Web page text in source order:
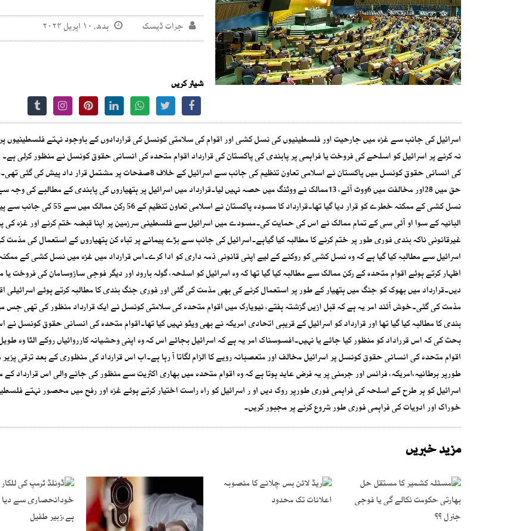
جرات ڈیسک بدھ, ۱۰ اپریل ۲۰۲۴
شیئر کریں
اسرائیل کی جانب سے غزہ میں جارحیت اور فلسطینیوں کی نسل کشی اور اقوام کی سلامتی کونسل کی قراردادوں کے باوجود نہتے فلسطینیوں
نہ کرنے پر اسرائیل کو اسلحے کی فروخت یا فراہمی پر پابندی کی پاکستان کی قرارداد اقوام متحدہ کی انسانی حقوق کونسل نے منظور کرلی
کی انسانی حقوق کونسل میں پاکستان نے اسلامی تعاون تنظیم کی جانب سے اسرائیل کے خلاف 8صفحات پر مشتمل قرار
حق میں 28اور مخالفت میں 6ووٹ آئے، 13ممالک نے ووٹنگ میں حصہ نہیں لیا۔قرارداد میں اسرائیل پر ہتھیاروں کی پابندی کے مطالبے کی
نسل کشی کے ممکنہ خطرے کو قرار دیا گیا تھا۔قرارداد کا مسودہ پاکستان نے
البانیہ کے سوا او آئی سی کے تمام ممالک نے اس کی حمایت کی۔مسودے میں اسرائیل سے فلسطینی سرزمین پر اپنا قبضہ ختم کرنے اور غزہ
غیرقانونی ناکہ بندی فوری طور پر ختم کرنے کا مطالبہ کیا گیاہے۔اسرائیل کی جانب سے بڑے پیمانے پر تباہ کن ہتھیاروں کے استعمال کی مذمت
اسرائیل سے مطالبہ کیا گیا ہے کہ وہ نسل کشی کو روکنے کے لیے اپنی قانونی ذمہ داری کو ادا کرے۔اس قرارداد میں غزہ میں نسل کشی کے
اظہار کرتے ہوئے اقوام متحدہ کے رکن ممالک سے مطالبہ کیا گیا تھا کہ وہ اسرائیل کو اسلحہ، گولہ بارود اور دیگر فوجی سازوسامان کی فروخت
دیں۔قرارداد میں بھوک کو جنگ میں ہتھیار کے طور پر استعمال کرنے کی بھی مذمت کی گئی اور فوری جنگ بندی کا مطالبہ کرتے ہوئے اسرائیلی
مذمت کی گئی۔خوش آئند امر یہ ہے کہ قبل ازیں گزشتہ ہفتے، نیویارک میں اقوام متحدہ کی سلامتی کونسل نے ایک قرارداد منظور کی تھی
بندی کا مطالبہ کیا گیا تھا اور قرارداد کو اسرائیل کے قریبی اتحادی امریکہ نے بھی ویٹو نہیں کیا تھا۔اقوام متحدہ کی انسانی حقوق کونسل
بحث کی کہ اس قرراداد کو منظور کیا جائے یا نہیں۔افسوسناک امر یہ ہے کہ اسرائیل بجائے اس کہ وہ اپنی وحشیانہ کارروائیاں روکے الٹا وہ
اقوام متحدہ کی انسانی حقوق کونسل پر اسرائیل مخالف اور متعصبانہ رویے کا الزام لگاتا آ رہا ہے۔اب اس قرارداد کی منظوری کے بعد ترقی
طورپر برطانیہ،امریکہ، فرانس اور جرمنی پر یہ فرض عاید ہوتا ہے کہ وہ اقوام متحدہ میں بھاری اکثریت سے منظور کی جانے والی اس قرارداد
اسرائیل کو ہر طرح کے اسلحہ کی فراہمی فوری طورپر روک دیں او ر اسرائیل کو راہ راست اختیار کرتے ہوئے غزہ اور رفح میں محصور نہتے
خوراک اور ادویات کی فراہمی فوری طور شروع کرنے پر مجبور کریں۔
مزید خبریں